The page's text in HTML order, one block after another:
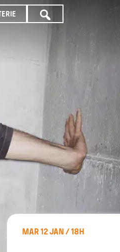
TOUTE
PROGRAMMATION
MAR 12 JAN / 18H